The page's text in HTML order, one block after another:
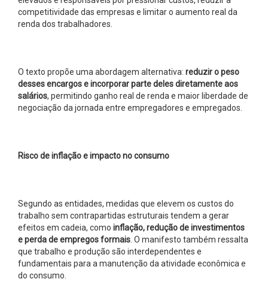
competitividade das empresas e limitar o aumento real da
renda dos trabalhadores.
O texto propõe uma abordagem alternativa: reduzir o peso
desses encargos e incorporar parte deles diretamente aos
salários, permitindo ganho real de renda e maior liberdade de
negociação da jornada entre empregadores e empregados.
Risco de inflação e impacto no consumo
Segundo as entidades, medidas que elevem os custos do
trabalho sem contrapartidas estruturais tendem a gerar
efeitos em cadeia, como inflação, redução de investimentos
e perda de empregos formais . O manifesto também ressalta
que trabalho e produção são interdependentes e
fundamentais para a manutenção da atividade econômica e
do consumo.